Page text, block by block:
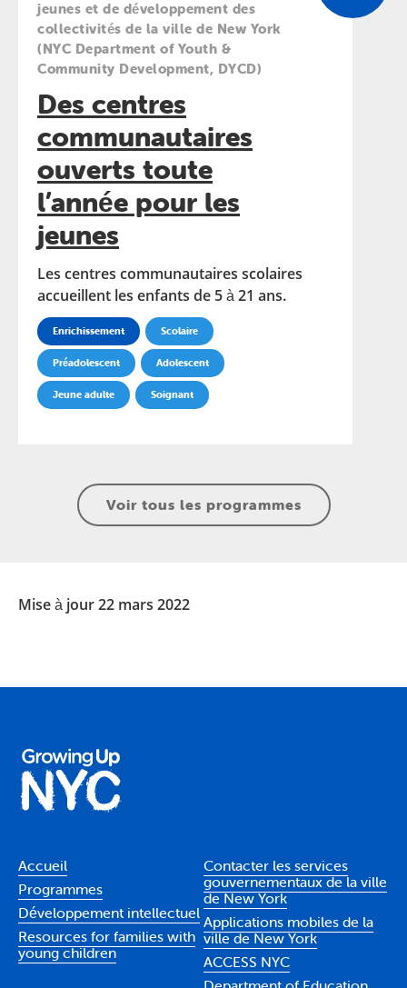
jeunes et de développement des
collectivités de la ville de New York
(NYC Department of Youth &
Community Development, DYCD)
Des centres
communautaires
ouverts toute
l’année pour les
jeunes
Les centres communautaires scolaires
accueillent les enfants de 5 à 21 ans.
Enrichissement Scolaire
Préadolescent Adolescent
Jeune adulte Soignant
Voir tous les programmes
Mise à jour 22 mars 2022
Accueil
Programmes
Développement intellectuel
Resources for families with
young children
Contacter les services
gouvernementaux de la ville
de New York
Applications mobiles de la
ville de New York
ACCESS NYC